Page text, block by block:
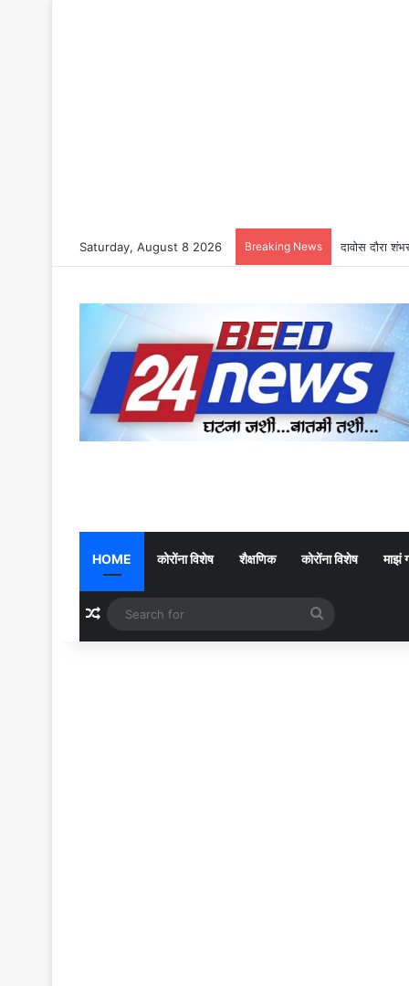
Saturday, August 8 2026 Breaking News दावोस दौरा
HOME कोरोंना विशेष शैक्षणिक कोरोंना विशेष माझं
Random Article
for